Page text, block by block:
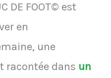
DE FOOT© est
en
une
racontée dans un